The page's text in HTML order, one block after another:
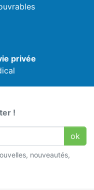
privée
!
ok
nouveautés,